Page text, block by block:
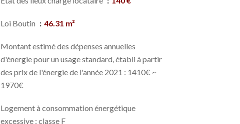
Loi Boutin 46.31 m²
Montant estimé des dépenses annuelles
d'énergie pour un usage standard, établi à partir
des prix de l'énergie de l'année 2021 : 1410€ ~
1970€
Logement à consommation énergétique
excessive : classe F